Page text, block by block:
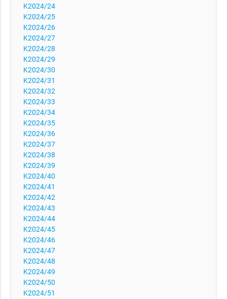
K2024/24
K2024/25
K2024/26
K2024/27
K2024/28
K2024/29
K2024/30
K2024/31
K2024/32
K2024/33
K2024/34
K2024/35
K2024/36
K2024/37
K2024/38
K2024/39
K2024/40
K2024/41
K2024/42
K2024/43
K2024/44
K2024/45
K2024/46
K2024/47
K2024/48
K2024/49
K2024/50
K2024/51